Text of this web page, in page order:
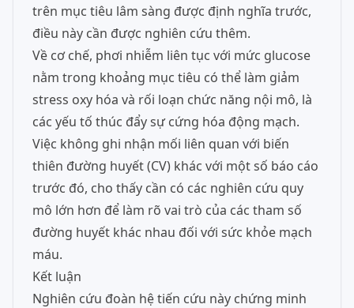
trên mục tiêu lâm sàng được định nghĩa trước,
điều này cần được nghiên cứu thêm.
Về cơ chế, phơi nhiễm liên tục với mức glucose
nằm trong khoảng mục tiêu có thể làm giảm
stress oxy hóa và rối loạn chức năng nội mô, là
các yếu tố thúc đẩy sự cứng hóa động mạch.
Việc không ghi nhận mối liên quan với biến
thiên đường huyết (CV) khác với một số báo cáo
trước đó, cho thấy cần có các nghiên cứu quy
mô lớn hơn để làm rõ vai trò của các tham số
đường huyết khác nhau đối với sức khỏe mạch
máu.
Kết luận
Nghiên cứu đoàn hệ tiến cứu này chứng minh